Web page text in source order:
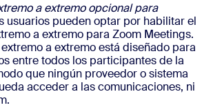
a extremo opcional para
usuarios pueden optar por habilitar el
a extremo para Zoom Meetings.
a extremo está diseñado para
entre todos los participantes de la
que ningún proveedor o sistema
acceder a las comunicaciones, ni